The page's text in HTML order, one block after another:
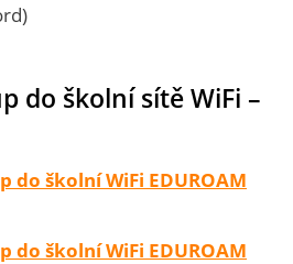
do školní sítě WiFi –
do školní WiFi EDUROAM
do školní WiFi EDUROAM